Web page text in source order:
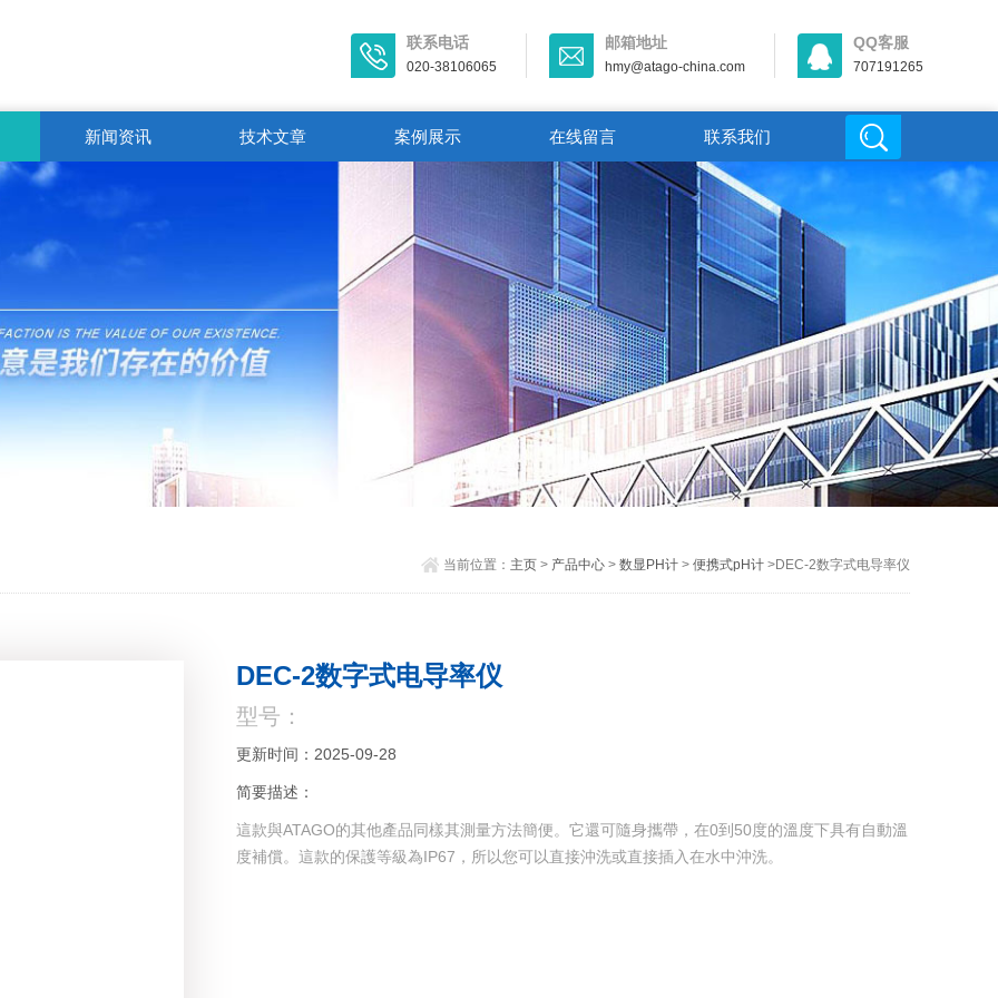
联系电话
020-38106065
邮箱地址
hmy@atago-china.com
QQ客服
707191265
新闻资讯 技术文章 案例展示 在线留言 联系我们
当前位置： 主页> 产品中心> 数显PH计> 便携式pH计>DEC-2数字式电导率仪
DEC-2数字式电导率仪
型号：
更新时间：2025-09-28
简要描述：
這款與ATAGO的其他產品同樣其測量方法簡便。它還可隨身攜帶，在0到50度的溫度下具有自動溫
度補償。這款的保護等級為IP67，所以您可以直接沖洗或直接插入在水中沖洗。